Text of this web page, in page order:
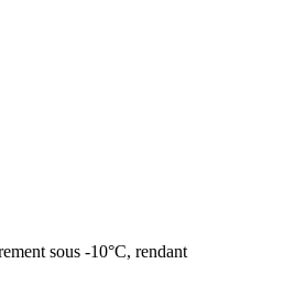
sous -10°C, rendant